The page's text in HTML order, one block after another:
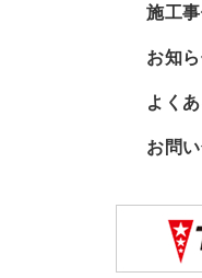
施工事
お知
よく
お問